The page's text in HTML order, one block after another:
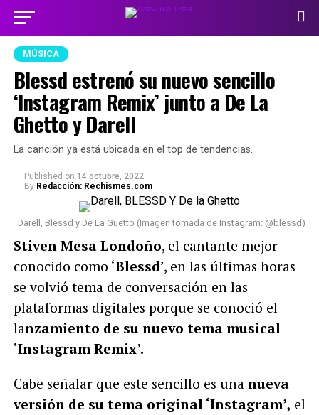
MÚSICA
Blessd estrenó su nuevo sencillo
‘Instagram Remix’ junto a De La
Ghetto y Darell
La canción ya está ubicada en el top de tendencias.
Published on 14 octubre, 2022
By Redacción: Rechismes.com
Darell, Blessd y De La Guetto (Imagen tomada de Instagram: @blessd)
Stiven Mesa Londoño, el cantante mejor
conocido como ‘Blessd’, en las últimas horas
se volvió tema de conversación en las
plataformas digitales porque se conoció el
lanzamiento de su nuevo tema musical
‘Instagram Remix’.
Cabe señalar que este sencillo es una nueva
versión de su tema original ‘Instagram’, el